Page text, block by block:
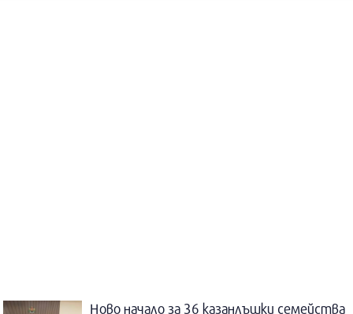
Ново начало за 36 казанлъшки семейства